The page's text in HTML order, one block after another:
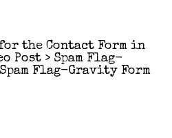
the Contact Form in
Post > Spam Flag-
Flag-Gravity Form